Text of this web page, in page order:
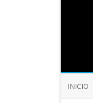
INICIO